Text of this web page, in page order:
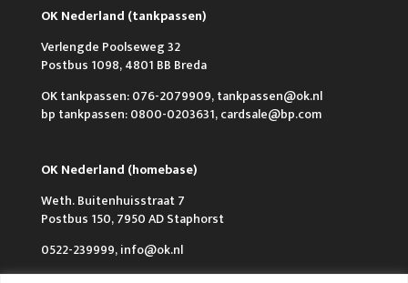
OK Nederland (tankpassen)
Verlengde Poolseweg 32
Postbus 1098, 4801 BB Breda
OK tankpassen: 076-2079909, tankpassen@ok.nl
bp tankpassen: 0800-0203631, cardsale@bp.com
OK Nederland (homebase)
Weth. Buitenhuisstraat 7
Postbus 150, 7950 AD Staphorst
0522-239999, info@ok.nl